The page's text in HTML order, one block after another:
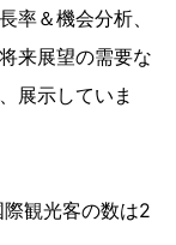
率＆機会分析、
来展望の需要な
展示していま
観光客の数は2